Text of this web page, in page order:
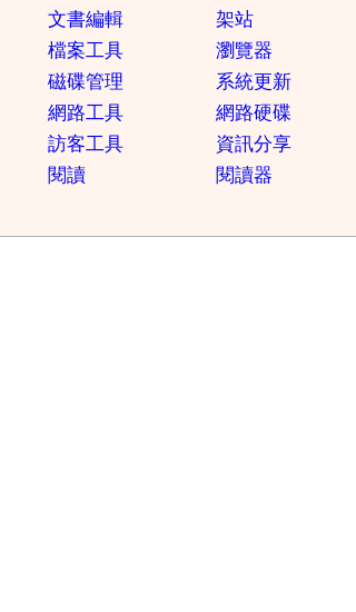
文書編輯
架站
檔案工具
瀏覽器
磁碟管理
系統更新
網路工具
網路硬碟
訪客工具
資訊分享
閱讀
閱讀器